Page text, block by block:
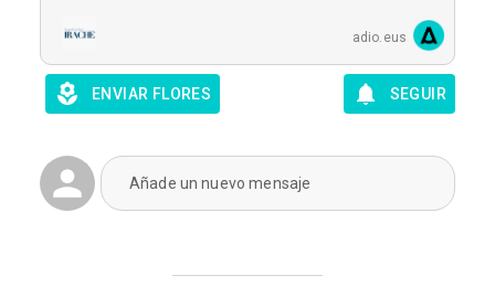
adio.eus
ENVIAR FLORES SEGUIR
Añade un nuevo mensaje